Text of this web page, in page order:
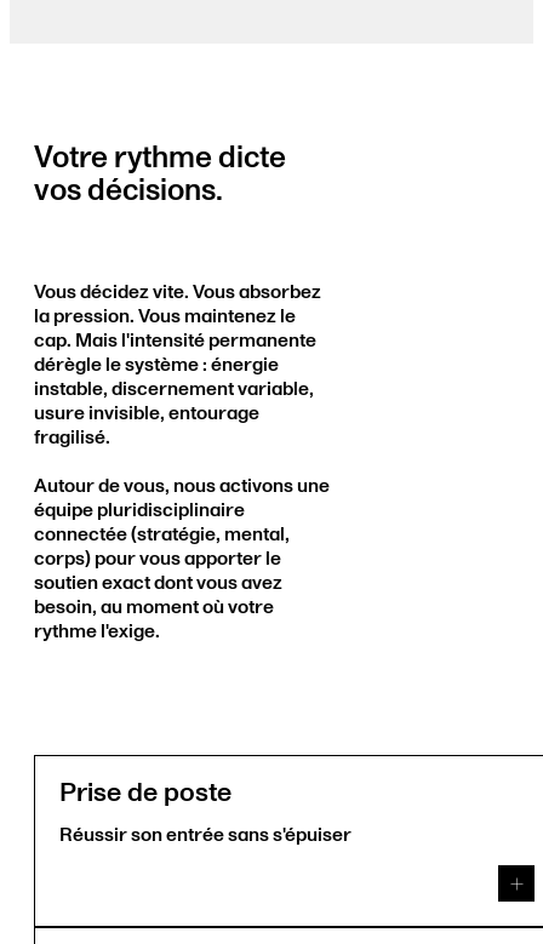
Votre rythme dicte
vos décisions.
Vous décidez vite. Vous absorbez
la pression. Vous maintenez le
cap. Mais l'intensité permanente
dérègle le système : énergie
instable, discernement variable,
usure invisible, entourage
fragilisé.
Autour de vous, nous activons une
équipe pluridisciplinaire
connectée (stratégie, mental,
corps) pour vous apporter le
soutien exact dont vous avez
besoin, au moment où votre
rythme l'exige.
Prise de poste
Réussir son entrée sans s'épuiser